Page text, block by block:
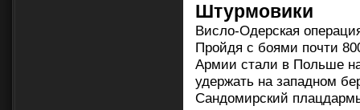
Штурмовики
Висло-Одерская
Пройдя с боями почти
Армии стали в Польше
удержать на западном
Сандомирский